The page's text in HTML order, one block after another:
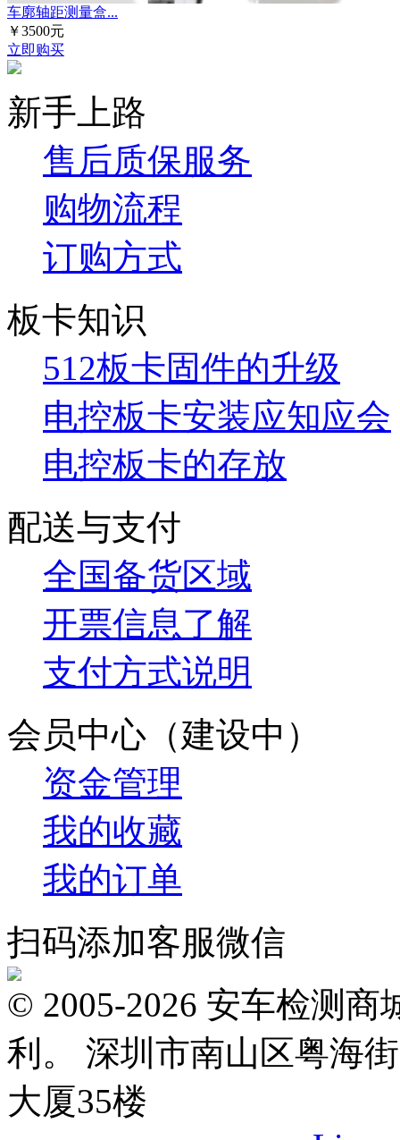
车廓轴距测量盒...
￥3500元
立即购买
新手上路
售后质保服务
购物流程
订购方式
板卡知识
512板卡固件的升级
电控板卡安装应知应会
电控板卡的存放
配送与支付
全国备货区域
开票信息了解
支付方式说明
会员中心（建设中）
资金管理
我的收藏
我的订单
扫码添加客服微信
© 2005-2026 安车检测商
利。 深圳市南山区粤海
大厦35楼